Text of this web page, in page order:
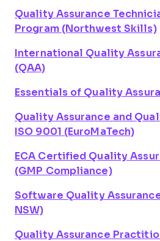
Quality Assurance
Program (Northwest Skills)
International Quality
(QAA)
Essentials of Quality
Quality Assurance and
ISO 9001 (EuroMaTech)
ECA Certified Quality
(GMP Compliance)
Software Quality
NSW)
Quality Assurance